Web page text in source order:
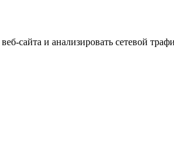
сайта и анализировать сетевой